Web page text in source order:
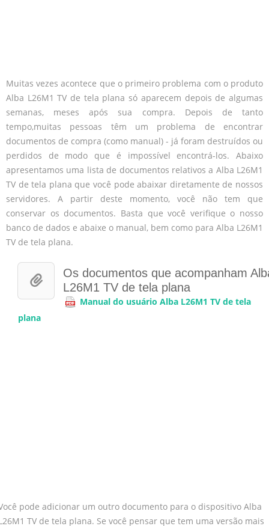
Muitas vezes acontece que o primeiro problema com o produto
Alba L26M1 TV de tela plana só aparecem depois de algumas
semanas, meses após sua compra. Depois de tanto
tempo,muitas pessoas têm um problema de encontrar
documentos de compra (como manual) - já foram destruídos ou
perdidos de modo que é impossível encontrá-los. Abaixo
apresentamos uma lista de documentos relativos a Alba L26M1
TV de tela plana que você pode abaixar diretamente de nossos
servidores. A partir deste momento, você não tem que
conservar os documentos. Basta que você verifique o nosso
banco de dados e abaixe o manual, bem como para Alba L26M1
TV de tela plana.
Os documentos que acompanham
L26M1 TV de tela plana
Manual do usuário Alba L26M1 TV de tela
plana
pode adicionar um outro documento para o dispositivo Alba
TV de tela plana. Se você pensar que tem uma versão mais